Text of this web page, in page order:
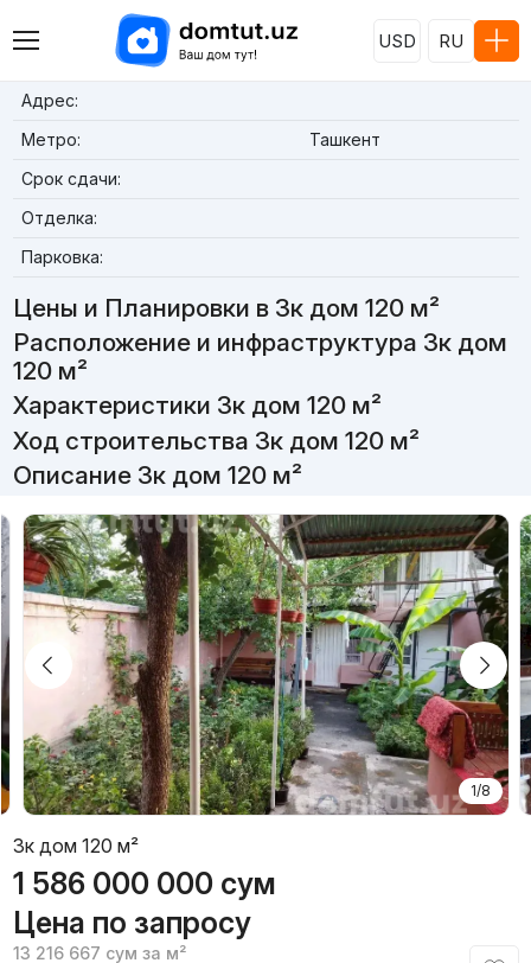
USD RU
Адрес:
Метро:
Ташкент
Срок сдачи:
Отделка:
Парковка:
Цены и Планировки в 3к дом 120 м²
Расположение и инфраструктура 3к дом
120 м²
Характеристики 3к дом 120 м²
Ход строительства 3к дом 120 м²
Описание 3к дом 120 м²
1/8
3к дом 120 м²
1 586 000 000 сум
Цена по запросу
13 216 667 сум за м²